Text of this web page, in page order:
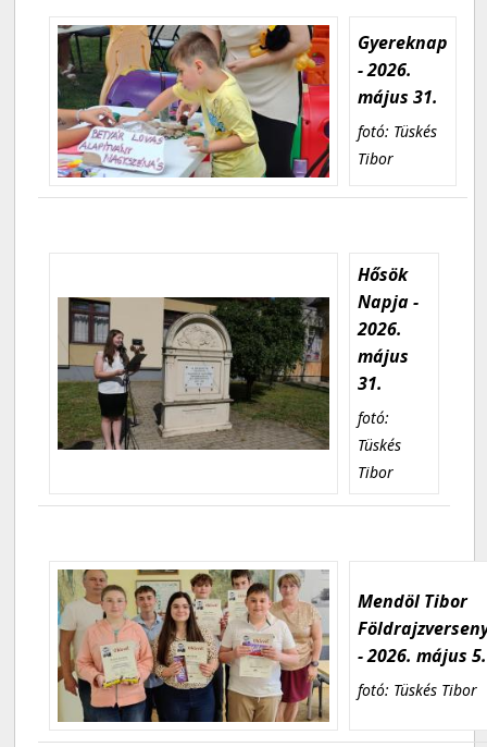
Gyereknap
- 2026.
május 31.
fotó: Tüskés
Tibor
Hősök
Napja -
2026.
május
31.
fotó:
Tüskés
Tibor
Mendöl Tibor
- 2026. május 5.
fotó: Tüskés Tibor